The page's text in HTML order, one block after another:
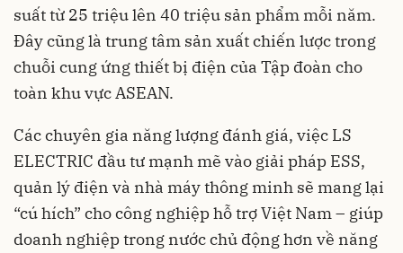
suất từ 25 triệu lên 40 triệu sản phẩm mỗi năm.
Đây cũng là trung tâm sản xuất chiến lược trong
chuỗi cung ứng thiết bị điện của Tập đoàn cho
toàn khu vực ASEAN.
Các chuyên gia năng lượng đánh giá, việc LS
ELECTRIC đầu tư mạnh mẽ vào giải pháp ESS,
quản lý điện và nhà máy thông minh sẽ mang lại
“cú hích” cho công nghiệp hỗ trợ Việt Nam – giúp
doanh nghiệp trong nước chủ động hơn về năng